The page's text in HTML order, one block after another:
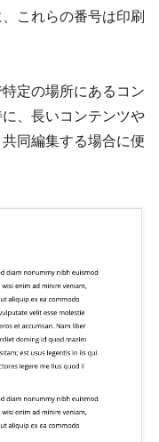
これらの番号は印刷
定の場所にあるコン
、長いコンテンツや
同編集する場合に便